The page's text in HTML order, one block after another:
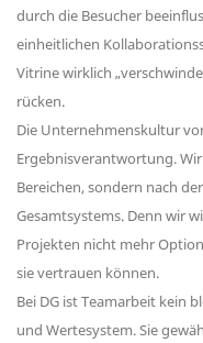
durch die Besucher
einheitlichen
Vitrine wirklich
rücken.
Die Unternehmenskultur
Ergebnisverantwortung.
Bereichen, sondern nach
Gesamtsystems. Denn wir
Projekten nicht mehr
sie vertrauen können.
Bei DG ist Teamarbeit kein
und Wertesystem. Sie